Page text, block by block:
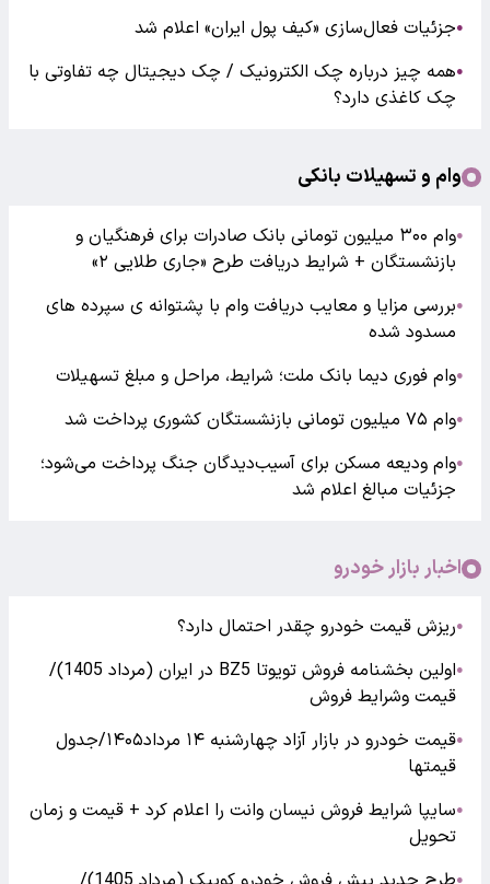
●جزئیات فعال‌سازی «کیف پول ایران» اعلام شد
●همه چیز درباره چک الکترونیک / چک دیجیتال چه تفاوتی با
چک کاغذی دارد؟
وام و تسهیلات بانکی
●
وام ۳۰۰ میلیون تومانی بانک صادرات برای فرهنگیان و
بازنشستگان + شرایط دریافت طرح «جاری طلایی ۲»
●بررسی مزایا و معایب دریافت وام با پشتوانه ی سپرده های
مسدود شده
●وام فوری دیما بانک ملت؛ شرایط، مراحل و مبلغ تسهیلات
●وام ۷۵ میلیون تومانی بازنشستگان کشوری پرداخت شد
●وام ودیعه مسکن برای آسیب‌دیدگان جنگ پرداخت می‌شود؛
جزئیات مبالغ اعلام شد
اخبار بازار خودرو
●ریزش قیمت خودرو چقدر احتمال دارد؟
●
اولین بخشنامه فروش تویوتا BZ5 در ایران (مرداد 1405)/
قیمت وشرایط فروش
●
قیمت خودرو در بازار آزاد چهارشنبه ۱۴ مرداد۱۴۰۵/جدول
قیمتها
●سایپا شرایط فروش نیسان وانت را اعلام کرد + قیمت و زمان
تحویل